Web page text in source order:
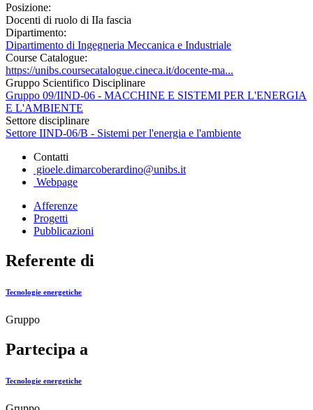
Posizione:
Docenti di ruolo di IIa fascia
Dipartimento:
Dipartimento di Ingegneria Meccanica e Industriale
Course Catalogue:
https://unibs.coursecatalogue.cineca.it/docente-ma...
Gruppo Scientifico Disciplinare
Gruppo 09/IIND-06 - MACCHINE E SISTEMI PER L'ENERGIA
E L'AMBIENTE
Settore disciplinare
Settore IIND-06/B - Sistemi per l'energia e l'ambiente
Contatti
gioele.dimarcoberardino@unibs.it
Webpage
Afferenze
Progetti
Pubblicazioni
Referente di
Tecnologie energetiche
Gruppo
Partecipa a
Tecnologie energetiche